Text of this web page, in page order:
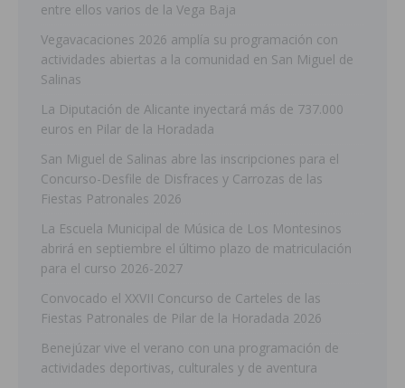
entre ellos varios de la Vega Baja
Vegavacaciones 2026 amplía su programación con
actividades abiertas a la comunidad en San Miguel de
Salinas
La Diputación de Alicante inyectará más de 737.000
euros en Pilar de la Horadada
San Miguel de Salinas abre las inscripciones para el
Concurso-Desfile de Disfraces y Carrozas de las
Fiestas Patronales 2026
La Escuela Municipal de Música de Los Montesinos
abrirá en septiembre el último plazo de matriculación
para el curso 2026-2027
Convocado el XXVII Concurso de Carteles de las
Fiestas Patronales de Pilar de la Horadada 2026
Benejúzar vive el verano con una programación de
actividades deportivas, culturales y de aventura